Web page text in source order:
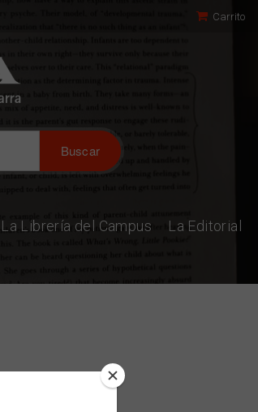
Carrito
La Librería del Campus La Editorial